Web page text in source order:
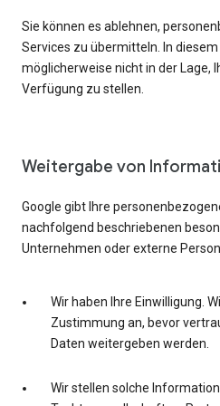
Sie können es ablehnen,
Services zu übermitteln. In diesem
möglicherweise nicht in der Lage,
Verfügung zu stellen.
Weitergabe von
Google gibt Ihre
nachfolgend beschriebenen
Unternehmen oder externe
Wir haben Ihre Einwilligung.
Zustimmung an, bevor
Daten weitergeben werden.
Wir stellen solche